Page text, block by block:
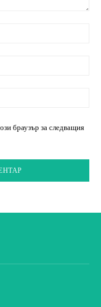
браузър за следващия